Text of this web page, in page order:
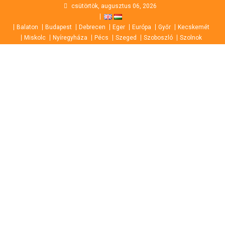
content
csütörtök, augusztus 06, 2026
Balaton Budapest Debrecen Eger Európa Győr
Kecskemét
Miskolc
Nyíregyháza Pécs Szeged Szoboszló Szolnok